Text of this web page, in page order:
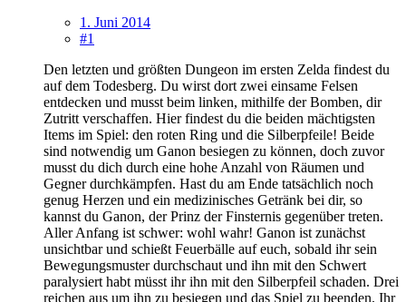
1. Juni 2014
#1
Den letzten und größten Dungeon im ersten Zelda findest du
auf dem Todesberg. Du wirst dort zwei einsame Felsen
entdecken und musst beim linken, mithilfe der Bomben, dir
Zutritt verschaffen. Hier findest du die beiden mächtigsten
Items im Spiel: den roten Ring und die Silberpfeile! Beide
sind notwendig um Ganon besiegen zu können, doch zuvor
musst du dich durch eine hohe Anzahl von Räumen und
Gegner durchkämpfen. Hast du am Ende tatsächlich noch
genug Herzen und ein medizinisches Getränk bei dir, so
kannst du Ganon, der Prinz der Finsternis gegenüber treten.
Aller Anfang ist schwer: wohl wahr! Ganon ist zunächst
unsichtbar und schießt Feuerbälle auf euch, sobald ihr sein
Bewegungsmuster durchschaut und ihn mit den Schwert
paralysiert habt müsst ihr ihn mit den Silberpfeil schaden. Drei
reichen aus um ihn zu besiegen und das Spiel zu beenden. Ihr